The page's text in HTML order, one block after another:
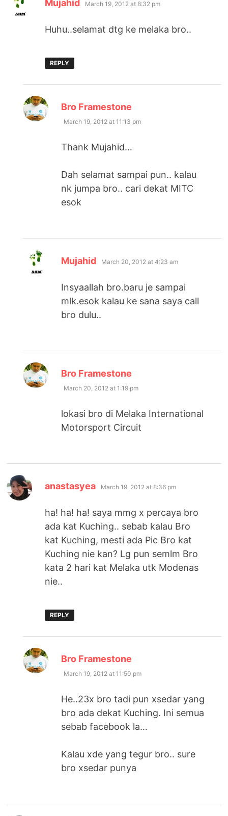
Mujahid March 19, 2012 at 8:32 pm
Huhu..selamat dtg ke melaka bro..
REPLY
Bro Framestone
March 19, 2012 at 11:13 pm
Thank Mujahid…
Dah selamat sampai pun.. kalau
nk jumpa bro.. cari dekat MITC
esok
Mujahid says:
March 20, 2012 at 4:23 am
Insyaallah bro.baru je sampai
mlk.esok kalau ke sana saya call
bro dulu..
Bro Framestone
March 20, 2012 at 1:19 pm
lokasi bro di Melaka International
Motorsport Circuit
anastasyea says:
March 19, 2012 at 8:36 pm
ha! ha! ha! saya mmg x percaya bro
ada kat Kuching.. sebab kalau Bro
kat Kuching, mesti ada Pic Bro kat
Kuching nie kan? Lg pun semlm Bro
kata 2 hari kat Melaka utk Modenas
nie..
REPLY
Bro Framestone
March 19, 2012 at 11:50 pm
He..23x bro tadi pun xsedar yang
bro ada dekat Kuching. Ini semua
sebab facebook la…
Kalau xde yang tegur bro.. sure
bro xsedar punya